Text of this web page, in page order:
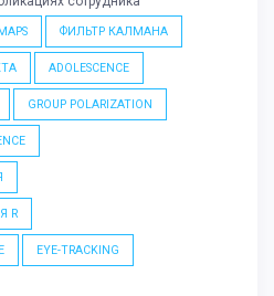
ФИЛЬТР КАЛМАНА
ADOLESCENCE
GROUP POLARIZATION
R
EYE-TRACKING